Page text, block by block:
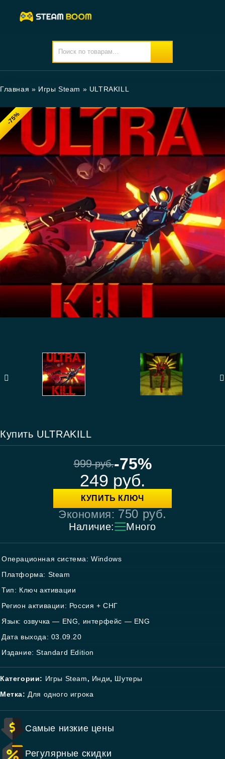
Главная » Игры Steam » ULTRAKILL
-75%
Купить ULTRAKILL
999руб.-75%
249 руб.
КУПИТЬ КЛЮЧ
Экономия: 750 руб.
Наличие: Много
Операционная система: Windows
Платформа: Steam
Тип: Ключ активации
Регион активации: Россия + СНГ
Язык: озвучка — ENG, интерфейс — ENG
Дата выхода: 03.09.20
Издание: Standard Edition
Категории: Игры Steam, Инди, Шутеры
Метка: Для одного игрока
Самые низкие цены
Регулярные скидки